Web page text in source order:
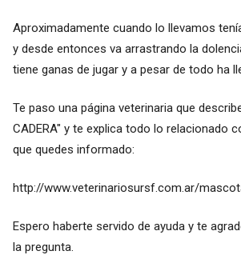
Aproximadamente cuando lo llevamos
y desde entonces va arrastrando la
tiene ganas de jugar y a pesar de todo ha
Te paso una página veterinaria que
CADERA" y te explica todo lo relacionado
que quedes informado:
http://www.veterinariosursf.com.ar/
Espero haberte servido de ayuda y te
la pregunta.